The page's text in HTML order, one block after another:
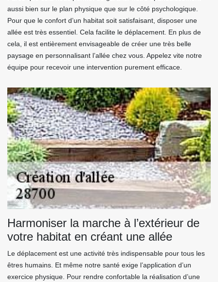
aussi bien sur le plan physique que sur le côté psychologique.
Pour que le confort d’un habitat soit satisfaisant, disposer une
allée est très essentiel. Cela facilite le déplacement. En plus de
cela, il est entièrement envisageable de créer une très belle
paysage en personnalisant l’allée chez vous. Appelez vite notre
équipe pour recevoir une intervention purement efficace.
Harmoniser la marche à l’extérieur de
votre habitat en créant une allée
Le déplacement est une activité très indispensable pour tous les
êtres humains. Et même notre santé exige l’application d’un
exercice physique. Pour rendre confortable la réalisation d’une